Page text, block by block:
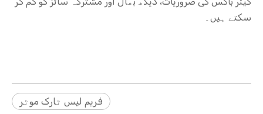
سکتے ہیں۔
فریم لیس ٹارک موٹر